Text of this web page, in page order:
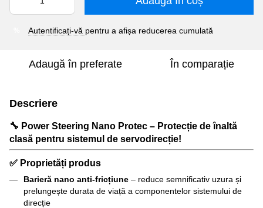
Autentificați-vă pentru a afișa reducerea cumulată
Adaugă în preferate În comparație
Descriere
🔧 Power Steering Nano Protec – Protecție de înaltă
clasă pentru sistemul de servodirecție!
✅ Proprietăți produs
Barieră nano anti-fricțiune – reduce semnificativ uzura și
prelungește durata de viață a componentelor sistemului de
direcție